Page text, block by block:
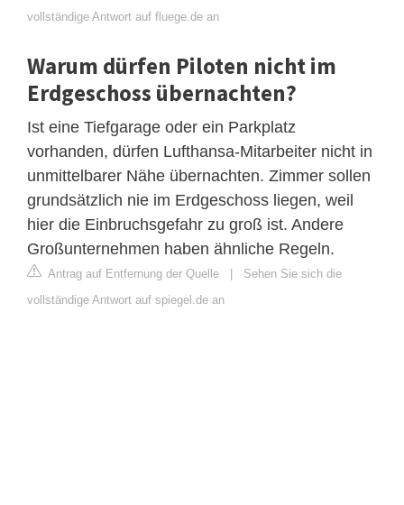
vollständige Antwort auf fluege.de an
Warum dürfen Piloten nicht im
Erdgeschoss übernachten?
Ist eine Tiefgarage oder ein Parkplatz
vorhanden, dürfen Lufthansa-Mitarbeiter nicht in
unmittelbarer Nähe übernachten. Zimmer sollen
grundsätzlich nie im Erdgeschoss liegen, weil
hier die Einbruchsgefahr zu groß ist. Andere
Großunternehmen haben ähnliche Regeln.
Antrag auf Entfernung der Quelle | Sehen Sie sich die
vollständige Antwort auf spiegel.de an